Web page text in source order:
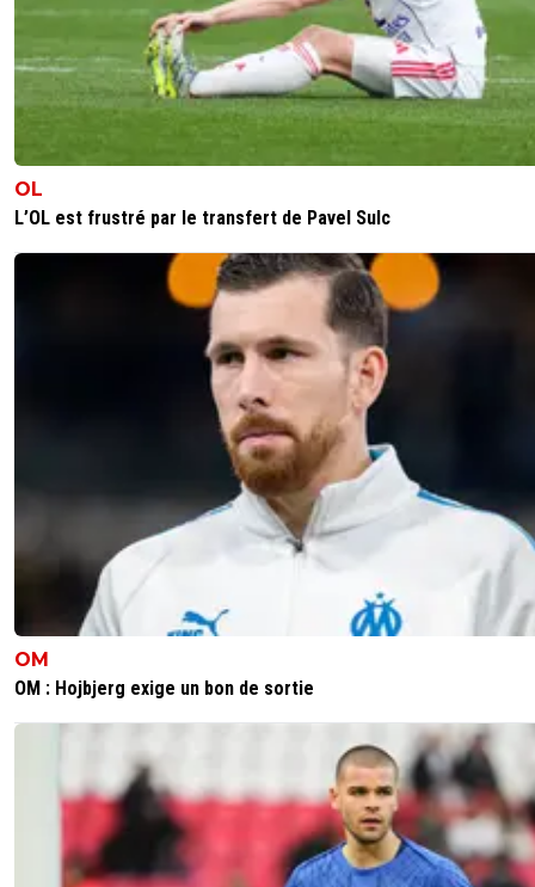
OL
L’OL est frustré par le transfert de Pavel Sulc
OM
OM : Hojbjerg exige un bon de sortie